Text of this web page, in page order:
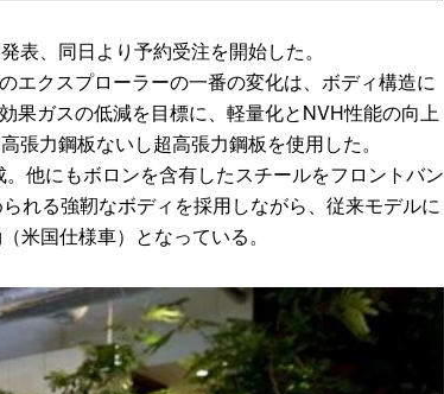
、同日より予約受注を開始した。
エクスプローラーの一番の変化は、ボディ構造に
果ガスの低減を目標に、軽量化とNVH性能の向上
力鋼板ないし超高張力鋼板を使用した。
他にもボロンを含有したスチールをフロントバン
れる強靭なボディを採用しながら、従来モデルに
米国仕様車）となっている。